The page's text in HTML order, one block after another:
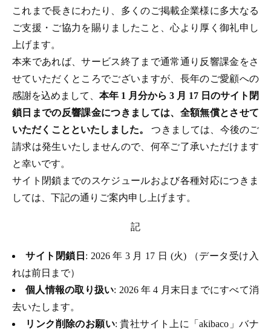
これまで長きにわたり、多くのご掲載企業様に多大なる
ご支援・ご協力を賜りましたこと、心より厚く御礼申し
上げます。
本来であれば、サービス終了まで通常通り反響課金をさ
せていただくところでございますが、長年のご愛顧への
感謝を込めまして、 本年 1 月分から 3 月 17 日のサイト閉
鎖日までの反響課金につきましては、全額無償とさせて
いただくことといたしました。つきましては、今後のご
請求は発生いたしませんので、何卒ご了承いただけます
と幸いです。
サイト閉鎖までのスケジュールおよび各種対応につきま
しては、下記の通りご案内申し上げます。
記
サイト閉鎖日 : 2026 年 3 月 17 日 (火) （データ受け入
れは前日まで）
個人情報の取り扱い: 2026 年 4 月末日までにすべて消
去いたします。
リンク削除のお願い: 貴社サイト上に「akibaco」バナ